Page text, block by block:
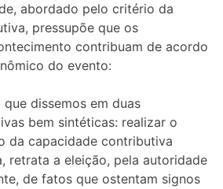
abordado pelo critério da
pressupõe que os
contribuam de acordo
do evento:
que dissemos em duas
bem sintéticas: realizar o
da capacidade contributiva
retrata a eleição, pela autoridade
de fatos que ostentam signos